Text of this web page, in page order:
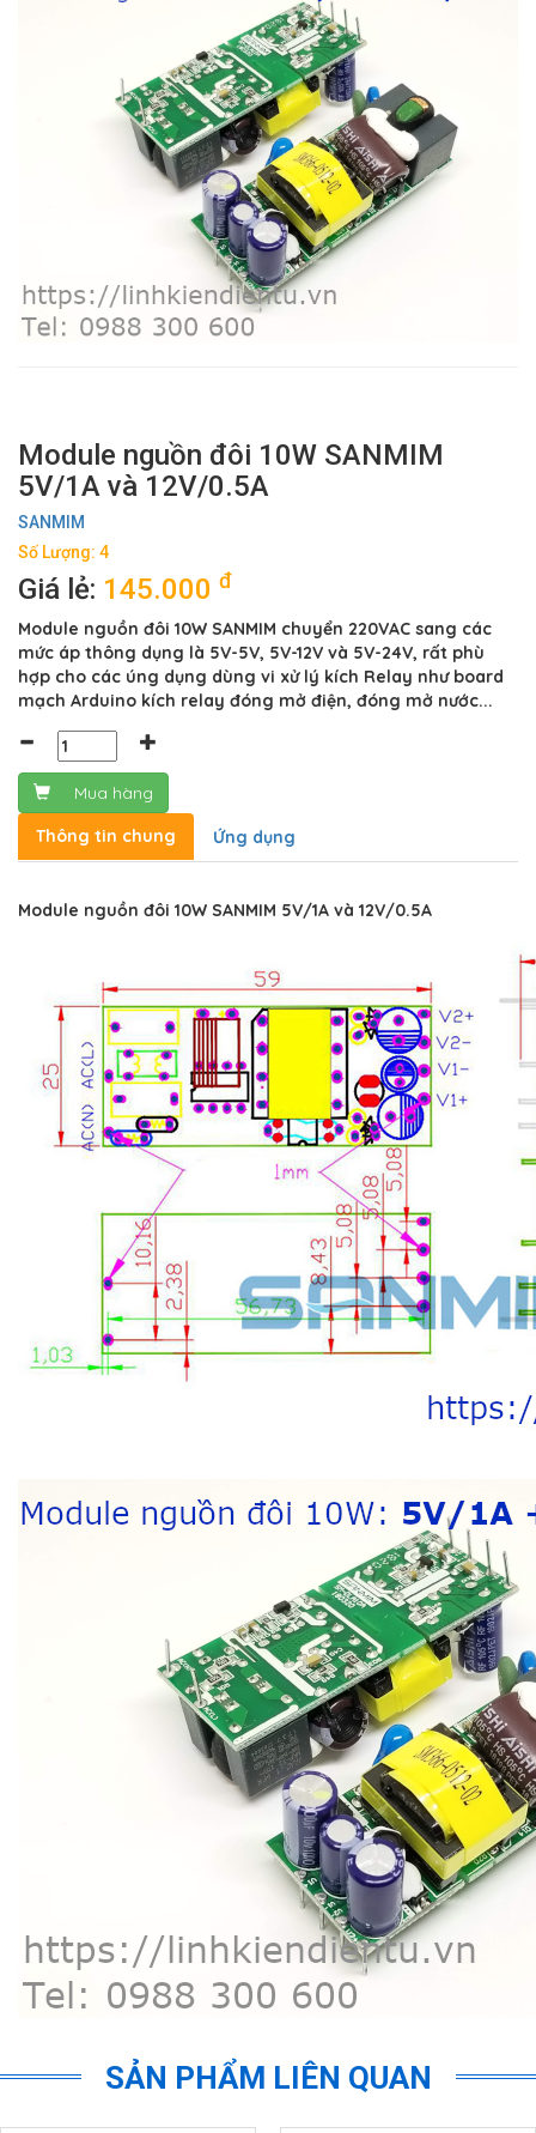
Module nguồn đôi 10W SANMIM
5V/1A và 12V/0.5A
SANMIM
Số Lượng: 4
Giá lẻ: 145.000 đ
Module nguồn đôi 10W SANMIM chuyển 220VAC sang các
mức áp thông dụng là 5V-5V, 5V-12V và 5V-24V, rất phù
hợp cho các úng dụng dùng vi xử lý kích Relay như board
mạch Arduino kích relay đóng mở điện, đóng mở nước...
Mua hàng
Thông tin chung
Ứng dụng
Module nguồn đôi 10W SANMIM 5V/1A và 12V/0.5A
SẢN PHẨM LIÊN QUAN